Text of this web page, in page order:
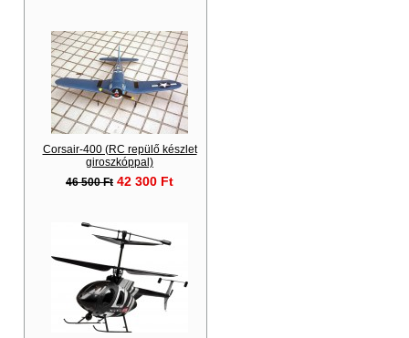
Corsair-400 (RC repülő készlet
giroszkóppal)
46 500 Ft 42 300 Ft